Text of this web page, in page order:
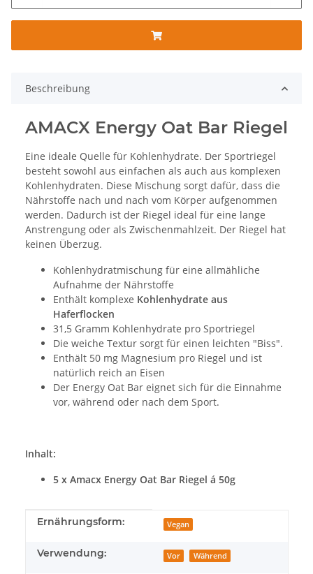
Beschreibung
AMACX Energy Oat Bar Riegel
Eine ideale Quelle für Kohlenhydrate. Der Sportriegel
besteht sowohl aus einfachen als auch aus komplexen
Kohlenhydraten. Diese Mischung sorgt dafür, dass die
Nährstoffe nach und nach vom Körper aufgenommen
werden. Dadurch ist der Riegel ideal für eine lange
Anstrengung oder als Zwischenmahlzeit. Der Riegel hat
keinen Überzug.
Kohlenhydratmischung für eine allmähliche
Aufnahme der Nährstoffe
Enthält komplexe Kohlenhydrate aus
Haferflocken
31,5 Gramm Kohlenhydrate pro Sportriegel
Die weiche Textur sorgt für einen leichten "Biss".
Enthält 50 mg Magnesium pro Riegel und ist
natürlich reich an Eisen
Der Energy Oat Bar eignet sich für die Einnahme
vor, während oder nach dem Sport.
Inhalt:
5 x Amacx Energy Oat Bar Riegel á 50g
Produkteigenschaft
Wert
Ernährungsform: Vegan
Verwendung: Vor Während